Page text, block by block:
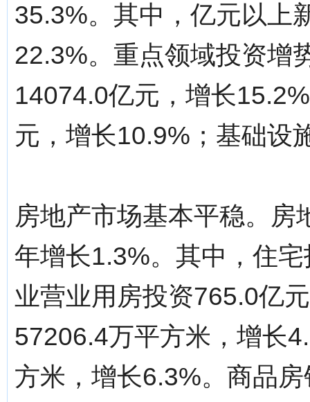
35.3%。其中，亿元以上
22.3%。重点领域投资增
14074.0亿元，增长
元，增长10.9%；基础设
房地产市场基本平稳。
年增长1.3%。其中，住
业营业用房投资765.0亿
57206.4万平方米，增长
方米，增长6.3%。商品